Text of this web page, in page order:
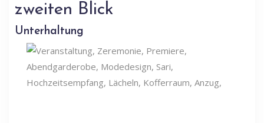
zweiten Blick
Unterhaltung